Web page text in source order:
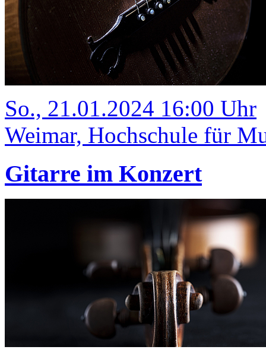
So., 21.01.2024 16:00 Uhr
Weimar, Hochschule für
Gitarre im Konzert